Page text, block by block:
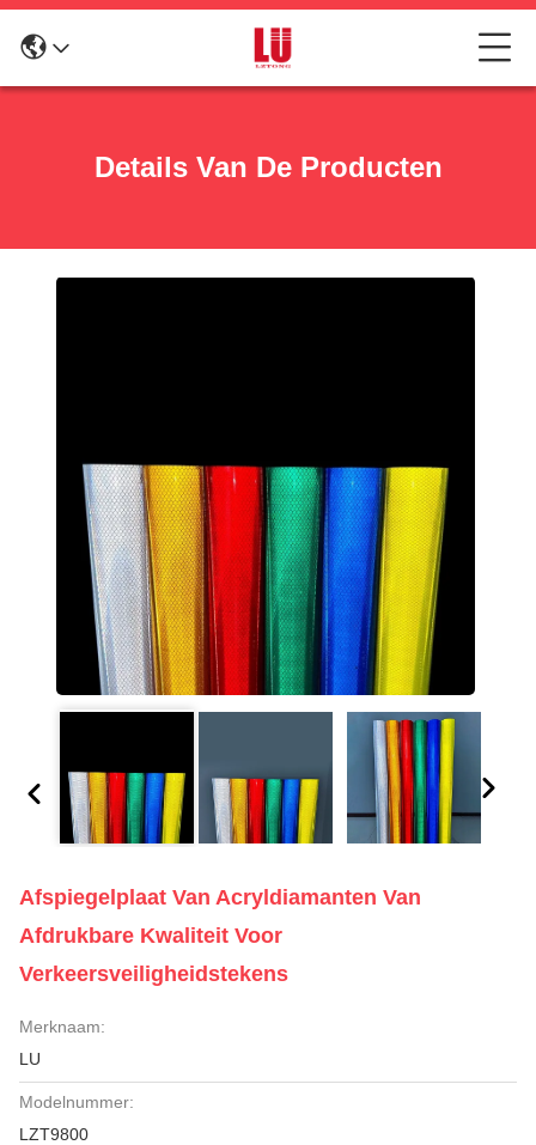
Details Van De Producten
Afspiegelplaat Van Acryldiamanten Van
Afdrukbare Kwaliteit Voor
Verkeersveiligheidstekens
Merknaam:
LU
Modelnummer:
LZT9800